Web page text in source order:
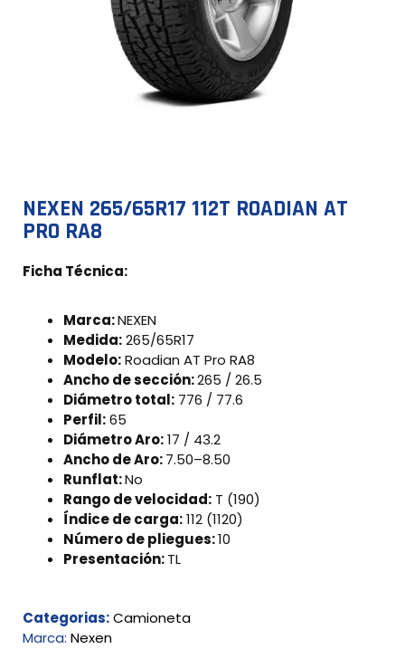
NEXEN 265/65R17 112T ROADIAN AT
PRO RA8
Ficha Técnica:
Marca:NEXEN
Medida:265/65R17
Modelo:Roadian AT Pro RA8
Ancho de sección:265 / 26.5
Diámetro total: 776 / 77.6
Perfil:65
Diámetro Aro:17 / 43.2
Ancho de Aro:7.50–8.50
Runflat:No
Rango de velocidad: T (190)
Índice de carga:112 (1120)
Número de pliegues:10
Presentación:TL
Categorias:Camioneta
Marca: Nexen